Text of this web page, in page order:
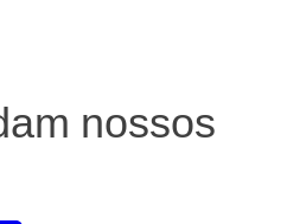
nossos